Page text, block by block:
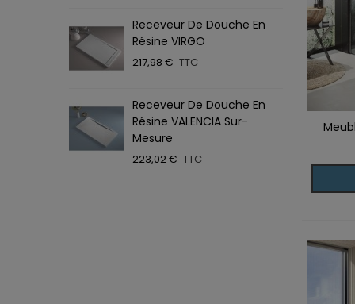
Receveur De Douche En
Résine VIRGO
217,98 € TTC
Receveur De Douche En
Résine VALENCIA Sur-
Mesure
223,02 € TTC